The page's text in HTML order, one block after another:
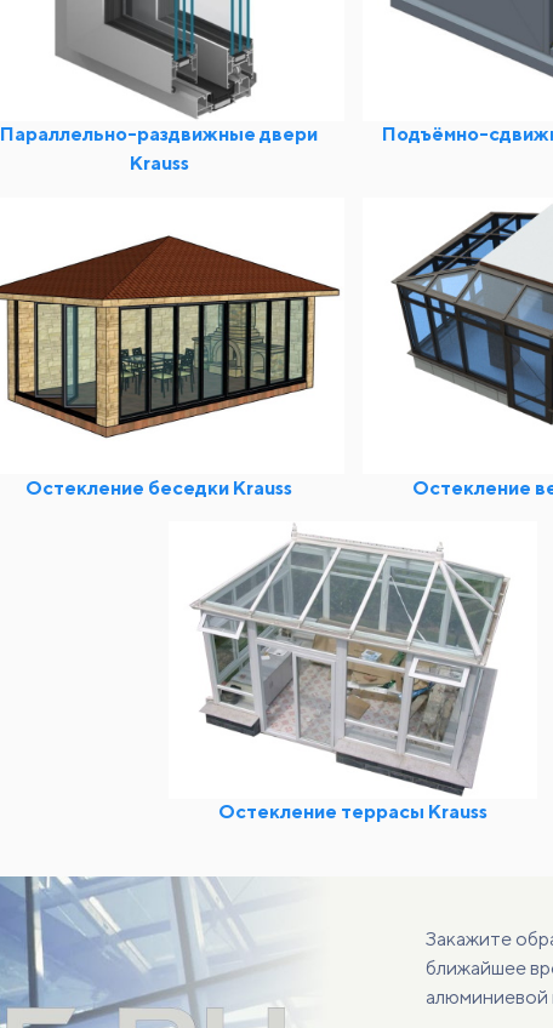
Параллельно-раздвижные двери
Krauss
Подъёмно-
Остекление беседки Krauss Остекление
Остекление террасы Krauss
Закажите
ближайшее
алюминиевой